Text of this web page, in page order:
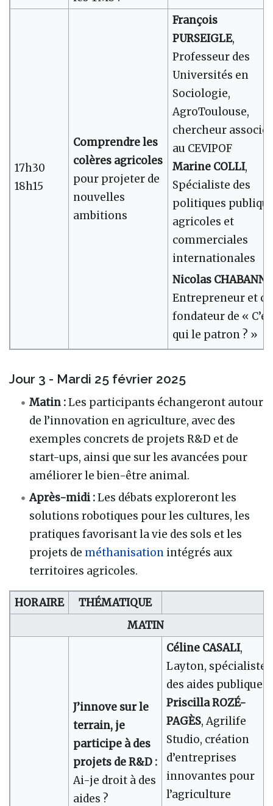
17h30
18h15
Comprendre les
colères agricoles
pour projeter de
nouvelles
ambitions
François
PURSEIGLE,
Professeur des
Universités en
Sociologie,
AgroToulouse,
chercheur associé
au CEVIPOF
Marine COLLI,
Spécialiste des
politiques
agricoles et
commerciales
internationales
Nicolas
Entrepreneur et
fondateur de «
qui le patron ? »
Jour 3 - Mardi 25 février 2025
Matin :Les participants échangeront autour
de l’innovation en agriculture, avec des
exemples concrets de projets R&D et de
start-ups, ainsi que sur les avancées pour
améliorer le bien-être animal.
Après-midi :Les débats exploreront les
solutions robotiques pour les cultures, les
pratiques favorisant la vie des sols et les
projets de méthanisation intégrés aux
territoires agricoles.
HORAIRE
THÉMATIQUE
MATIN
J’innove sur le
terrain, je
participe à des
projets de R&D :
Ai-je droit à des
aides ?
Céline CASALI,
Layton, spécialiste
des aides publiques
Priscilla ROZÉ-
PAGÈS, Agrilife
Studio, création
d’entreprises
innovantes pour
l’agriculture